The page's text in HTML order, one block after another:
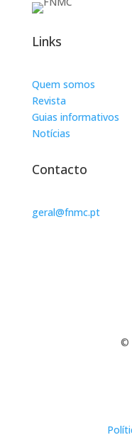
Links
Quem somos
Revista
Guias informativos
Notícias
Contacto
geral@fnmc.pt
©